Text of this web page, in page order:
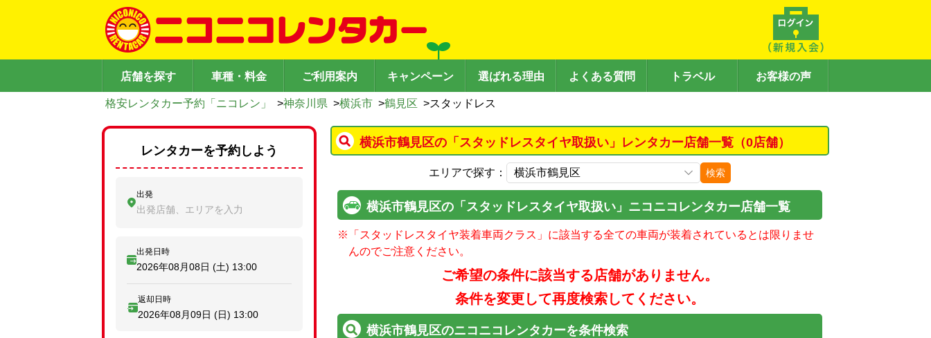
店舗を探す 車種・料金 ご利用案内 キャンペーン 選ばれる理由 よくある質問 トラベル お客様の声
格安レンタカー予約「ニコレン」 >神奈川県 >横浜市 >鶴見区 >スタッドレス
横浜市鶴見区の「スタッドレスタイヤ取扱い」レンタカー店舗一覧（0店舗）
エリアで探す： 検索
横浜市鶴見区の「スタッドレスタイヤ取扱い」ニコニコレンタカー店舗一覧
※
「スタッドレスタイヤ装着車両クラス」に該当する全ての車両が装着されているとは限りませ
んのでご注意ください。
ご希望の条件に該当する店舗がありません。
条件を変更して再度検索してください。
横浜市鶴見区のニコニコレンタカーを条件検索
レンタカーを予約しよう
出発
出発店舗、エリアを入力
出発日時
2026年08月08日 (土) 13:00
返却日時
2026年08月09日 (日) 13:00